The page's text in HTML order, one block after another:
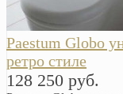
Paestum Globo
ретро стиле
128 250 руб.